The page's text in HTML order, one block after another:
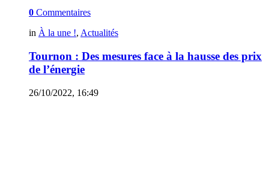
0 Commentaires
in À la une !, Actualités
Tournon : Des mesures face à la hausse des prix
de l’énergie
26/10/2022, 16:49